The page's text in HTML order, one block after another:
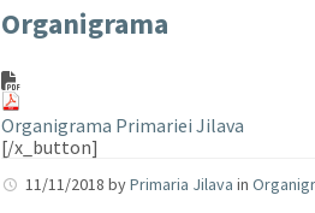
Organigrama
Organigrama Primariei Jilava
[/x_button]
11/11/2018byPrimaria Jilava in